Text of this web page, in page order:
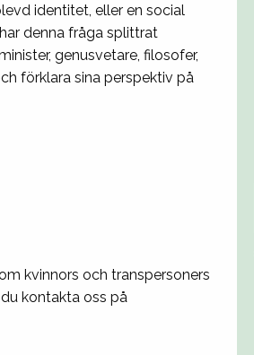
identitet, eller en social
denna fråga splittrat
genusvetare, filosofer,
förklara sina perspektiv på
kvinnors och transpersoners
kontakta oss på